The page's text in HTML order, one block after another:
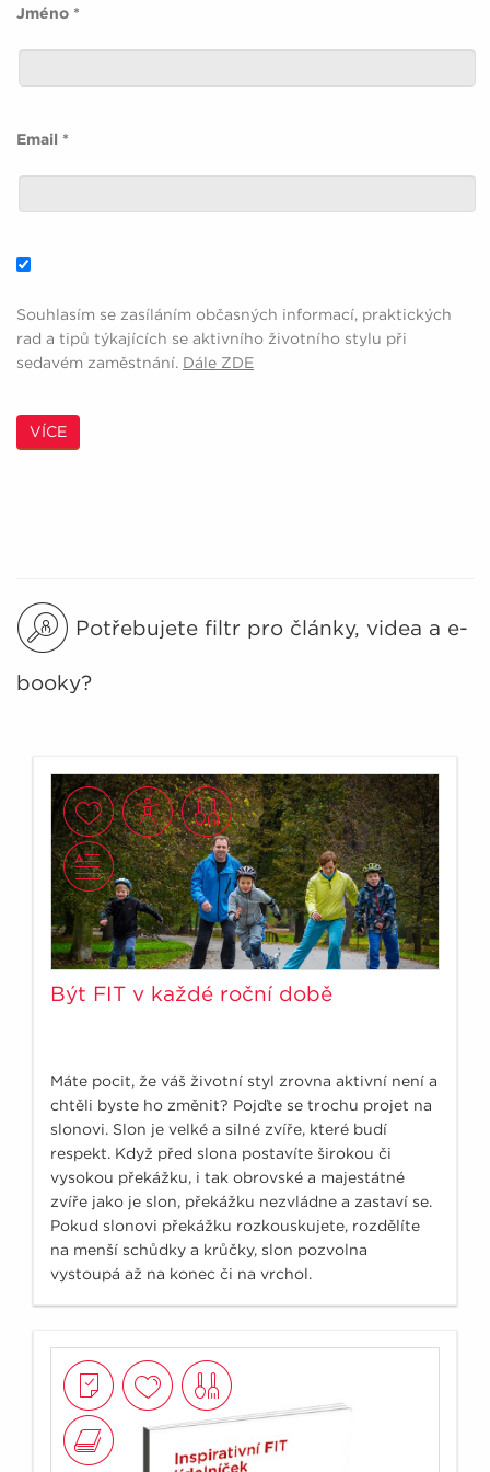
Jméno *
Email *
Souhlasím se zasíláním občasných informací, praktických
rad a tipů týkajících se aktivního životního stylu při
sedavém zaměstnání. Dále ZDE
Potřebujete filtr pro články, videa a e-
booky?
Být FIT v každé roční době
Máte pocit, že váš životní styl zrovna aktivní není a
chtěli byste ho změnit? Pojďte se trochu projet na
slonovi. Slon je velké a silné zvíře, které budí
respekt. Když před slona postavíte širokou či
vysokou překážku, i tak obrovské a majestátné
zvíře jako je slon, překážku nezvládne a zastaví se.
Pokud slonovi překážku rozkouskujete, rozdělíte
na menší schůdky a krůčky, slon pozvolna
vystoupá až na konec či na vrchol.